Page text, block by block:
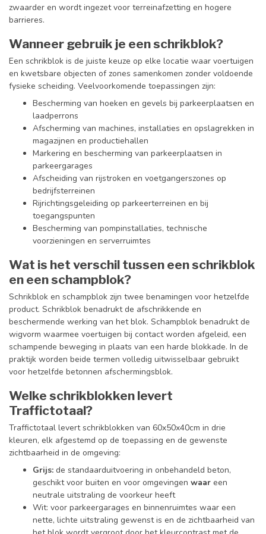
zwaarder en wordt ingezet voor terreinafzetting en hogere
barrieres.
Wanneer gebruik je een schrikblok?
Een schrikblok is de juiste keuze op elke locatie waar voertuigen
en kwetsbare objecten of zones samenkomen zonder voldoende
fysieke scheiding. Veelvoorkomende toepassingen zijn:
Bescherming van hoeken en gevels bij parkeerplaatsen en
laadperrons
Afscherming van machines, installaties en opslagrekken in
magazijnen en productiehallen
Markering en bescherming van parkeerplaatsen in
parkeergarages
Afscheiding van rijstroken en voetgangerszones op
bedrijfsterreinen
Rijrichtingsgeleiding op parkeerterreinen en bij
toegangspunten
Bescherming van pompinstallaties, technische
voorzieningen en serverruimtes
Wat is het verschil tussen een schrikblok
en een schampblok?
Schrikblok en schampblok zijn twee benamingen voor hetzelfde
product. Schrikblok benadrukt de afschrikkende en
beschermende werking van het blok. Schampblok benadrukt de
wigvorm waarmee voertuigen bij contact worden afgeleid, een
schampende beweging in plaats van een harde blokkade. In de
praktijk worden beide termen volledig uitwisselbaar gebruikt
voor hetzelfde betonnen afschermingsblok.
Welke schrikblokken levert
Traffictotaal?
Traffictotaal levert schrikblokken van 60x50x40cm in drie
kleuren, elk afgestemd op de toepassing en de gewenste
zichtbaarheid in de omgeving:
Grijs: de standaarduitvoering in onbehandeld beton,
geschikt voor buiten en voor omgevingen waar een
neutrale uitstraling de voorkeur heeft
Wit: voor parkeergarages en binnenruimtes waar een
nette, lichte uitstraling gewenst is en de zichtbaarheid van